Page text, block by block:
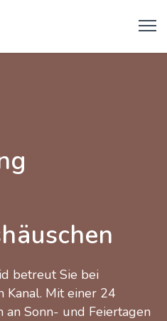
betreut Sie bei
Mit einer 24
Sonn- und Feiertagen